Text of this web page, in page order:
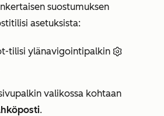
suostumuksen
asetuksista:
tilisi ylänavigointipalkin
valikossa kohtaan
.